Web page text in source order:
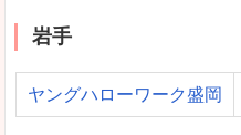
岩手
ヤングハローワーク盛岡